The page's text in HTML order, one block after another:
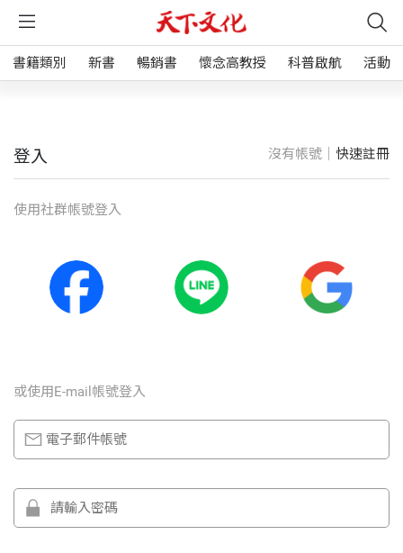
書籍類別 新書 暢銷書 懷念高教授 科普啟航 活動
登入 沒有帳號｜ 快速註冊
使⽤社群帳號登入
或使⽤E-mail帳號登入